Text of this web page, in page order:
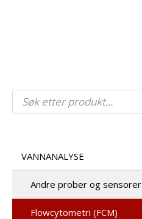
P
o
s
a
VANNANALYSE
Andre prober og sensorer
Flowcytometri (FCM)